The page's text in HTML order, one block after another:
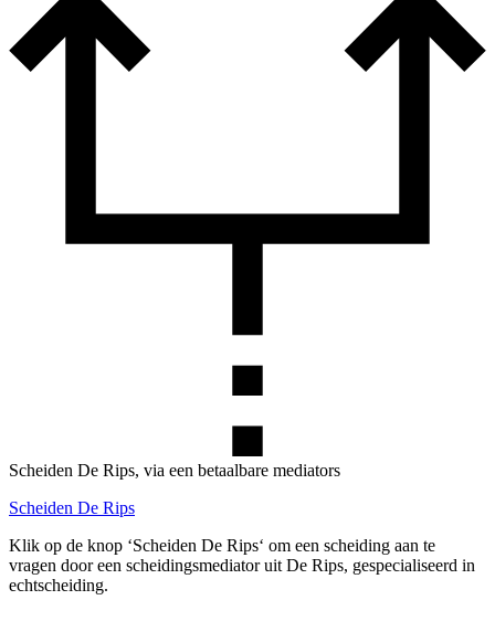
Scheiden De Rips, via een betaalbare mediators
Scheiden De Rips
Klik op de knop ‘Scheiden De Rips‘ om een scheiding aan te
vragen door een scheidingsmediator uit De Rips, gespecialiseerd in
echtscheiding.